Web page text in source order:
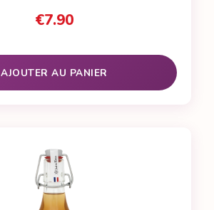
€7.90
AJOUTER AU PANIER